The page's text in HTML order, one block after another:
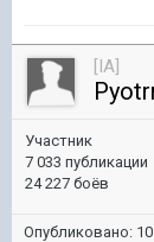
[IA]
Участник
7 033 публикации
24 227 боёв
Опубликовано: